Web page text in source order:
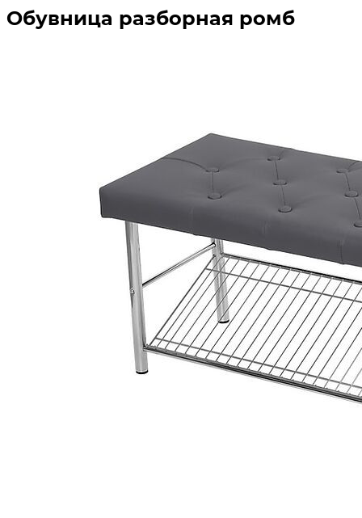
Обувница разборная ромб